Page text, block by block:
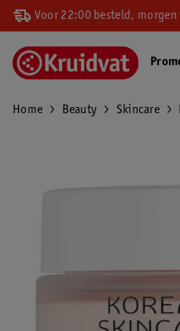
Voor 22:00 besteld, morgen
Home Beauty Skincare